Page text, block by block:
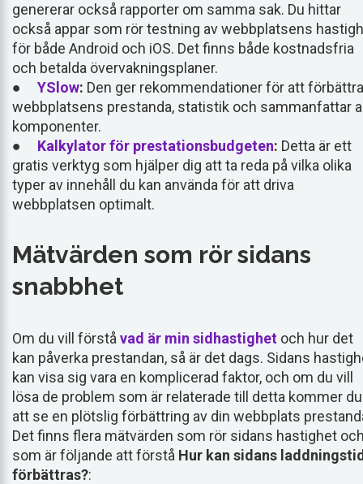
genererar också rapporter om samma sak. Du hittar
också appar som rör testning av webbplatsens
för både Android och iOS. Det finns både kostnadsfria
och betalda övervakningsplaner.
● YSlow: Den ger rekommendationer för att förbättra
webbplatsens prestanda, statistik och sammanfattar
komponenter.
● Kalkylator för prestationsbudgeten: Detta är ett
gratis verktyg som hjälper dig att ta reda på vilka olika
typer av innehåll du kan använda för att driva
webbplatsen optimalt.
Mätvärden som rör sidans
snabbhet
Om du vill förstå vad är min sidhastighet och hur det
kan påverka prestandan, så är det dags. Sidans
kan visa sig vara en komplicerad faktor, och om du vill
lösa de problem som är relaterade till detta kommer du
att se en plötslig förbättring av din webbplats
Det finns flera mätvärden som rör sidans hastighet
som är följande att förstå Hur kan sidans
förbättras?: